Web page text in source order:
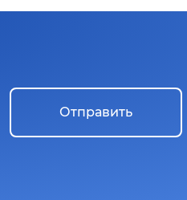
Отправить